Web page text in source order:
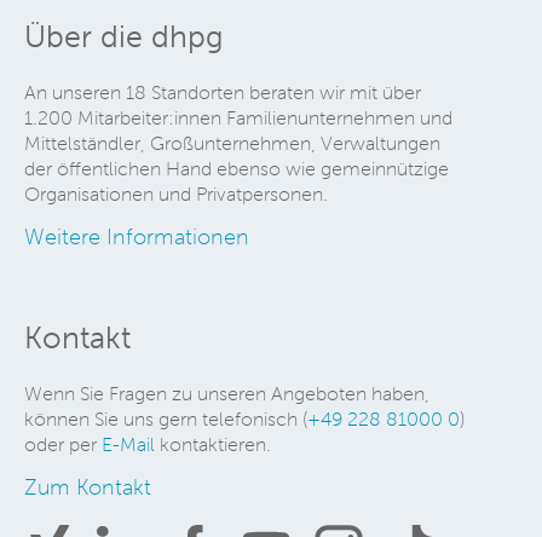
Über die dhpg
An unseren 18 Standorten beraten wir mit über
1.200 Mitarbeiter:innen Familienunternehmen und
Mittelständler, Großunternehmen, Verwaltungen
der öffentlichen Hand ebenso wie gemeinnützige
Organisationen und Privatpersonen.
Weitere Informationen
Kontakt
Wenn Sie Fragen zu unseren Angeboten haben,
können Sie uns gern telefonisch (+49 228 81000 0)
oder per E-Mail kontaktieren.
Zum Kontakt